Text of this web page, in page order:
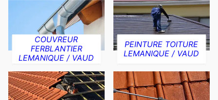
COUVREUR
FERBLANTIER
LEMANIQUE / VAUD
PEINTURE TOITURE
LEMANIQUE / VAUD